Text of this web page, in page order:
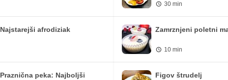
473.75 iu
0 mg
4.13 mg
Najstarejši afrodiziak
Praznična peka: Najboljši
30 min
Zamrznjeni poletni
10 min
Figov štrudelj